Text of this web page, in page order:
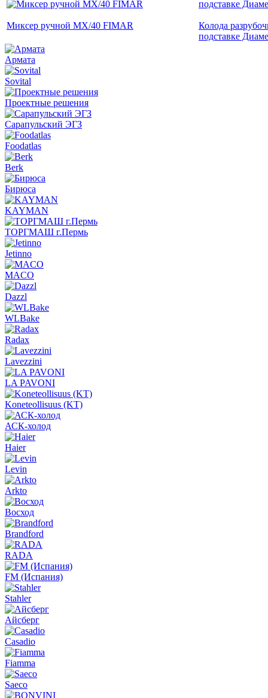
Миксер ручной MX/40 FIMAR
Колода
подставке
Армата
Sovital
Проектные решения
Сарапульский ЭГЗ
Foodatlas
Berk
Бирюса
KAYMAN
ТОРГМАШ г.Пермь
Jetinno
MACO
Dazzl
WLBake
Radax
Lavezzini
LA PAVONI
Koneteollisuus (KT)
АСК-холод
Haier
Levin
Arkto
Восход
Brandford
RADA
FM (Испания)
Stahler
Айсберг
Casadio
Fiamma
Saeco